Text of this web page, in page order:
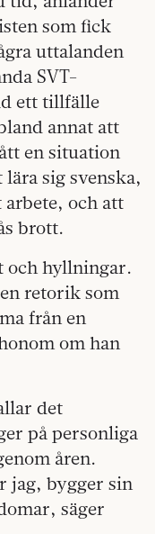
som fick
uttalanden
SVT-
ett tillfälle
annat att
en situation
sig svenska,
och att
brott.
och hyllningar.
retorik som
från en
om han
det
på personliga
åren.
jag, bygger sin
säger